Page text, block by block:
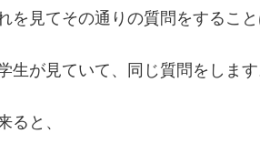
を見てその通りの質問をすること
生が見ていて、同じ質問をします
ると、